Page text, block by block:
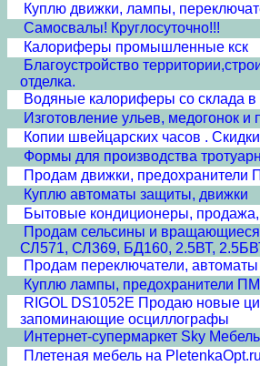
Куплю движки, лампы,
Самосвалы! Круглосуточно!!!
Калориферы промышленные кск
Благоустройство
отделка.
Водяные калориферы со склада в
Изготовление ульев, медогонок и
Копии швейцарских часов .
Формы для производства
Продам движки, предохранители
Куплю автоматы защиты, движки
Бытовые кондиционеры, продажа,
Продам сельсины и
СЛ571, СЛ369, БД160, 2.5ВТ,
Продам переключатели,
Куплю лампы, предохранители
RIGOL DS1052E Продаю новые
запоминающие осциллографы
Интернет-супермаркет Sky Мебель
Плетеная мебель на PletenkaOpt.ru